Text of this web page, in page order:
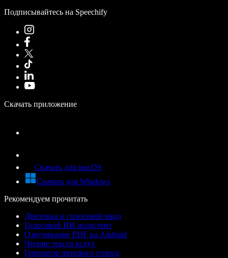
Подписывайтесь на Speechify
Скачать приложение
Скачать для macOS
Скачать для Windows
Рекомендуем прочитать
Диктовка и голосовой ввод
Голосовой ИИ-ассистент
Озвучивание PDF на Android
Чтение текста вслух
Генератор женского голоса